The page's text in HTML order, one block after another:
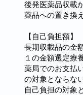
後発医薬品収載
薬品への置き換
【自己負担額】
長期収載品の金
１の金額選定療
薬局でのお支払
の対象とならな
自己負担の対象